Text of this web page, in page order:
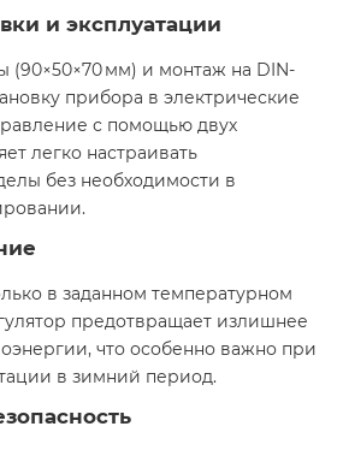
и эксплуатации
(90×50×70 мм) и монтаж на DIN-
прибора в электрические
с помощью двух
легко настраивать
без необходимости в
в заданном температурном
предотвращает излишнее
что особенно важно при
в зимний период.​